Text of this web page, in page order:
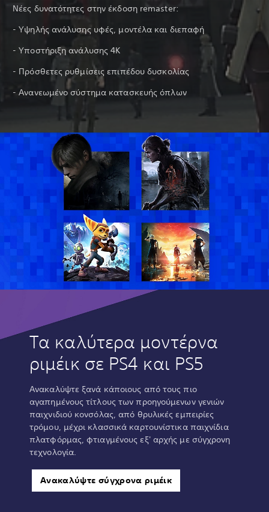
Νέες δυνατότητες στην έκδοση remaster:
- Υψηλής ανάλυσης υφές, μοντέλα και διεπαφή
- Υποστήριξη ανάλυσης 4K
- Πρόσθετες ρυθμίσεις επιπέδου δυσκολίας
- Ανανεωμένο σύστημα κατασκευής όπλων
Τα καλύτερα μοντέρνα
ριμέικ σε PS4 και PS5
Ανακαλύψτε ξανά κάποιους από τους πιο
αγαπημένους τίτλους των προηγούμενων γενιών
παιχνιδιού κονσόλας, από θρυλικές εμπειρίες
τρόμου, μέχρι κλασσικά καρτουνίστικα παιχνίδια
πλατφόρμας, φτιαγμένους εξ' αρχής με σύγχρονη
τεχνολογία.
Ανακαλύψτε σύγχρονα ριμέικ